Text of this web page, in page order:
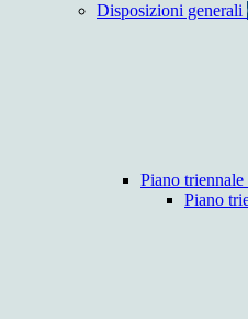
Disposizioni generali
Piano
Piano